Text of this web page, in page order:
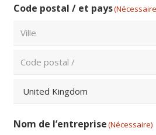
Code postal / et pays
Ville
Code
Nom de l’entreprise(Nécessaire)